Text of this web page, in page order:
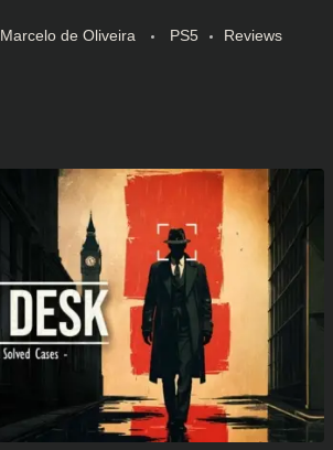
Marcelo de Oliveira PS5 Reviews